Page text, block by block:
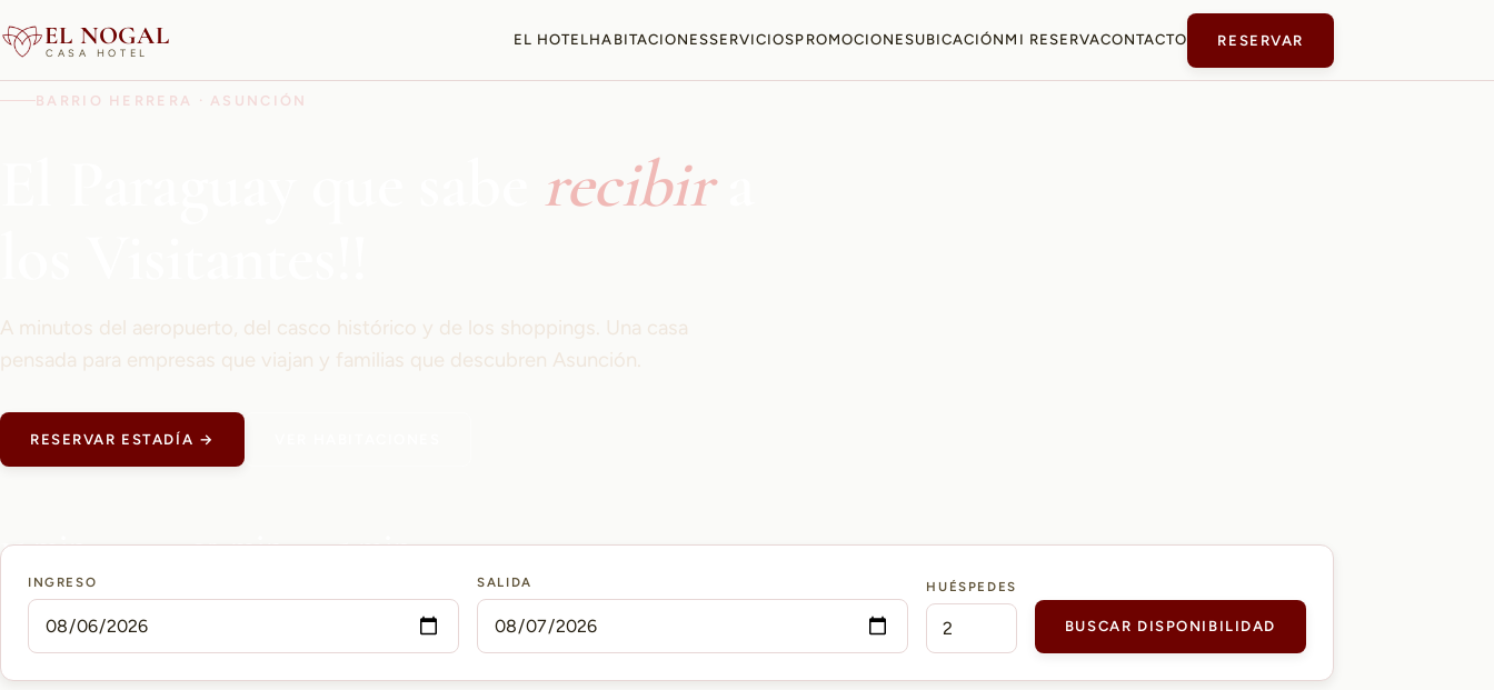
EL NOGAL
CASA HOTEL
EL HOTELHABITACIONESSERVICIOSPROMOCIONESUBICACIÓN MI RESERVACONTACTO RESERVAR
BARRIO HERRERA · ASUNCIÓN
recibira
A minutos del aeropuerto, del casco histórico y de los shoppings. Una casa
pensada para empresas que viajan y familias que descubren Asunción.
RESERVAR ESTADÍA →
15 min
AEROPUERTO PETTIROSSI
10 min 5 min
SHOPPING DEL SOL
INGRESO SALIDA HUÉSPEDES
BUSCAR DISPONIBILIDAD